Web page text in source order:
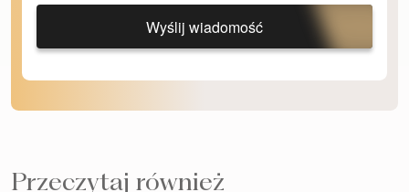
Wyślij wiadomość
Przeczytaj również